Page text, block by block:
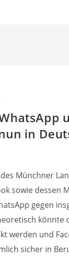
in
Münchner
sowie dessen
gegen
könnte
werden und
sicher in